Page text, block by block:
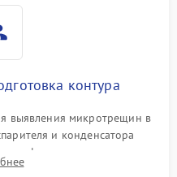
контура
выявления микротрещин в
и конденсатора
фильтра-осушителя и
для устранения засоров.